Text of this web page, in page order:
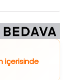
içerisinde